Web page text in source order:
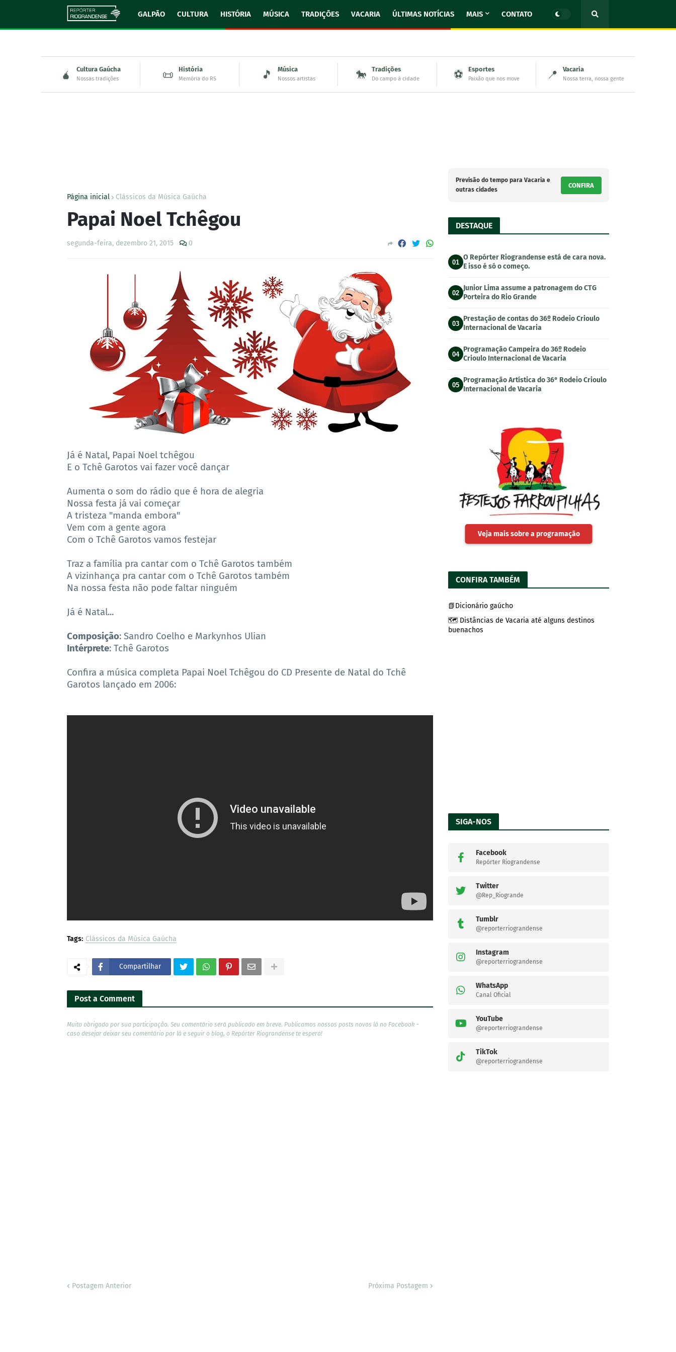
GALPÃO CULTURA HISTÓRIA MÚSICA TRADIÇÕES VACARIA ÚLTIMAS NOTÍCIAS MAIS CONTATO
🧉 Cultura Gaúcha
Nossas tradições 📜 História
Memória do RS 🎵 Música
Nossos artistas 🐎 Tradições
Do campo à cidade ⚽ Esportes
Paixão que nos move 📍 Vacaria
Nossa terra, nossa gente
Página inicial Clássicos da Música Gaúcha
Papai Noel Tchêgou
segunda-feira, dezembro 21, 2015 0
Já é Natal, Papai Noel tchêgou
E o Tchê Garotos vai fazer você dançar
Aumenta o som do rádio que é hora de alegria
Nossa festa já vai começar
A tristeza "manda embora"
Vem com a gente agora
Com o Tchê Garotos vamos festejar
Traz a família pra cantar com o Tchê Garotos também
A vizinhança pra cantar com o Tchê Garotos também
Na nossa festa não pode faltar ninguém
Já é Natal...
Composição: Sandro Coelho e Markynhos Ulian
Intérprete: Tchê Garotos
Confira a música completa Papai Noel Tchêgou do CD Presente de Natal do Tchê
Garotos lançado em 2006:
Tags: Clássicos da Música Gaúcha
Compartilhar
Post a Comment
Muito obrigado por sua participação. Seu comentário será publicado em breve. Publicamos nossos posts novos lá no Facebook -
caso desejar deixar seu comentário por lá e seguir o blog, o Repórter Riograndense te espera!
Postagem Anterior Próxima Postagem
Previsão do tempo para Vacaria e
outras cidades
CONFIRA
DESTAQUE
01
O Repórter Riograndense está de cara nova.
E isso é só o começo.
02
Junior Lima assume a patronagem do CTG
Porteira do Rio Grande
03
Prestação de contas do 36º Rodeio Crioulo
Internacional de Vacaria
04
Programação Campeira do 36º Rodeio
Crioulo Internacional de Vacaria
05
Programação Artística do 36° Rodeio Crioulo
Internacional de Vacaria
Veja mais sobre a programação
CONFIRA TAMBÉM
📗Dicionário gaúcho
🗺️ Distâncias de Vacaria até alguns destinos
buenachos
SIGA-NOS
Facebook
Repórter Riograndense
Twitter
@Rep_Riogrande
Tumblr
@reporterriograndense
Instagram
@reporterriograndense
WhatsApp
Canal Oficial
YouTube
@reporterriograndense
TikTok
@reporterriograndense